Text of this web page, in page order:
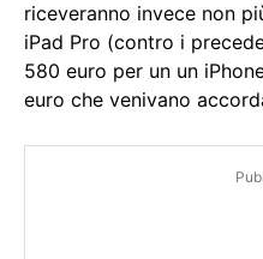
riceveranno invece non
iPad Pro (contro i
580 euro per un un
euro che venivano